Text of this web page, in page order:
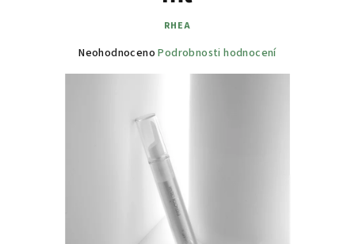
RHEA
Průměrné
Neohodnoceno Podrobnosti hodnocení